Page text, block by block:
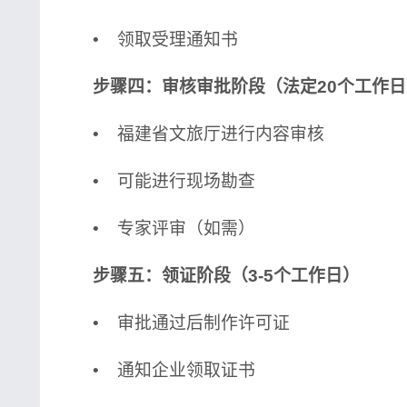
• 领取受理通知书
步骤四：审核审批阶段（法定20个工作
• 福建省文旅厅进行内容审核
• 可能进行现场勘查
• 专家评审（如需）
步骤五：领证阶段（3-5个工作日）
• 审批通过后制作许可证
• 通知企业领取证书